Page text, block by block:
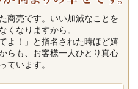
商売です。いい加減なことを
くなりますから。
よ！」と指名された時ほど嬉
らも、お客様一人ひとり真心
ています。